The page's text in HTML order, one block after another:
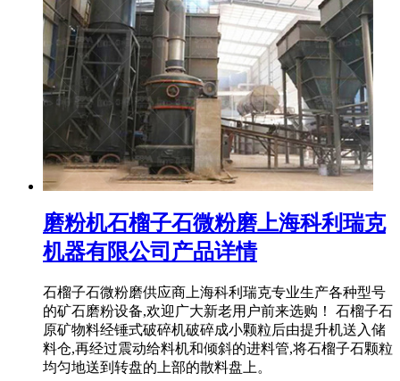
磨粉机石榴子石微粉磨上海科利瑞克
机器有限公司产品详情
石榴子石微粉磨供应商上海科利瑞克专业生产各种型号
的矿石磨粉设备,欢迎广大新老用户前来选购！ 石榴子石
原矿物料经锤式破碎机破碎成小颗粒后由提升机送入储
料仓,再经过震动给料机和倾斜的进料管,将石榴子石颗粒
均匀地送到转盘的上部的散料盘上。